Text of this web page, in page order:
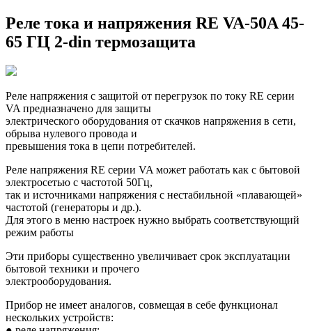
Реле тока и напряжения RE VA-50A 45-
65 ГЦ 2-din термозащита
Реле напряжения с защитой от перегрузок по току RE серии
VA предназначено для защиты
электрического оборудования от скачков напряжения в сети,
обрыва нулевого провода и
превышения тока в цепи потребителей.
Реле напряжения RE серии VA может работать как с бытовой
электросетью с частотой 50Гц,
так и источниками напряжения с нестабильной «плавающей»
частотой (генераторы и др.).
Для этого в меню настроек нужно выбрать соответствующий
режим работы
Эти приборы существенно увеличивает срок эксплуатации
бытовой техники и прочего
электрооборудования.
Прибор не имеет аналогов, совмещая в себе функционал
нескольких устройств: